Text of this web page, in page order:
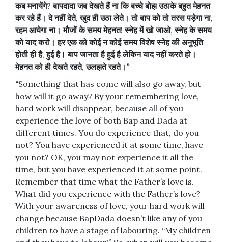
कब मनायेंगे?बापदादा जब देखते हैं ना कि बच्चे बोझ उठाके बहुत मेहनत
कर रहे हैं। दे नहीं देते,खुद ही उठा लेते। तो बाप को तो तरस पड़ेगा ना,
रहम आयेगा ना। मौजों के समय मेहनत!स्नेह में खो जाओ,स्नेह के समय
को याद करो। हर एक को कोई न कोई समय विशेष स्नेह की अनुभूति
होती ही है,हुई है। बाप जानता है हुई है लेकिन याद नहीं करते हो।
मेहनत को ही देखते रहते,उलझते रहते। ”
“Something that has come will also go away, but
how will it go away? By your remembering love,
hard work will disappear, because all of you
experience the love of both Bap and Dada at
different times. You do experience that, do you
not? You have experienced it at some time, have
you not? OK, you may not experience it all the
time, but you have experienced it at some point.
Remember that time what the Father’s love is.
What did you experience with the Father’s love?
With your awareness of love, your hard work will
change because BapDada doesn’t like any of you
children to have a stage of labouring. “My children